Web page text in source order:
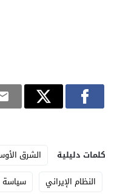
كلمات دليلية الشرق
النظام الإيراني
سياسة